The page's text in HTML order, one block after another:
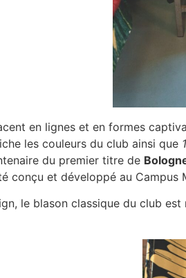
en lignes et en formes
les couleurs du club ainsi que
du premier titre de
conçu et développé au
le blason classique du club est